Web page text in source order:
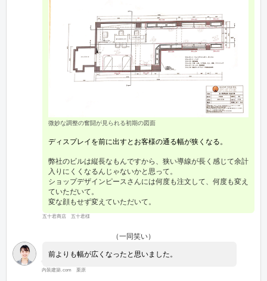
微妙な調整の奮闘が見られる初期の図面
ディスプレイを前に出すとお客様の通る幅が狭くなる。
弊社のビルは縦長なもんですから、狭い導線が長く感じて余計
入りにくくなるんじゃないかと思って。
ショップデザインピースさんには何度も注文して、何度も変え
ていただいて。
変な顔もせず変えていただいて。
五十君商店 五十君様
（一同笑い）
前よりも幅が広くなったと思いました。
内装建築.com 栗原